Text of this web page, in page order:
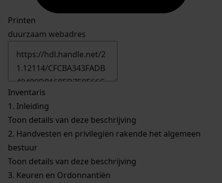
Printen
duurzaam webadres
Inventaris
1. Inleiding
Toon details van deze beschrijving
2. Handvesten en privilegiën rakende het algemeen
bestuur
Toon details van deze beschrijving
3. Keuren en Ordonnantiën